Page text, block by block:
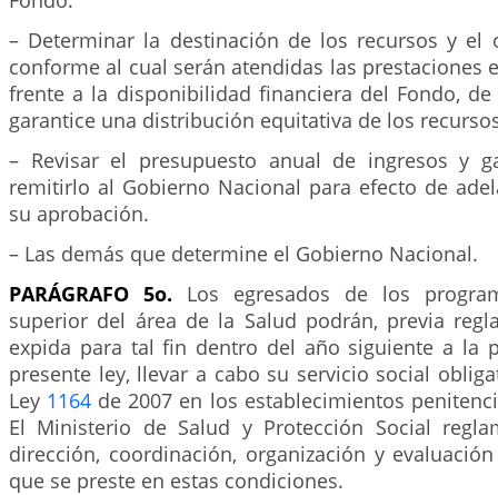
– Determinar la destinación de los recursos y el
conforme al cual serán atendidas las prestaciones
frente a la disponibilidad financiera del Fondo,
garantice una distribución equitativa de los
– Revisar el presupuesto anual de ingresos y
remitirlo al Gobierno Nacional para efecto de
su aprobación.
– Las demás que determine el Gobierno Nacional.
PARÁGRAFO 5o. Los egresados de los
superior del área de la Salud podrán, previa
expida para tal fin dentro del año siguiente a la
presente ley, llevar a cabo su servicio social
Ley 1164 de 2007 en los establecimientos
El Ministerio de Salud y Protección Social
dirección, coordinación, organización y
que se preste en estas condiciones.